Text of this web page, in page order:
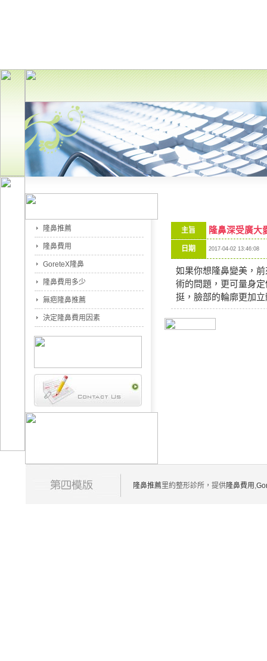
隆鼻推薦
隆鼻費用
GoreteX隆鼻
隆鼻費用多少
無疤隆鼻推薦
決定隆鼻費用因素
主旨 隆鼻深受廣大
日期 2017-04-02 13:46:08
如果你想隆鼻變美，
術的問題，更可量身
挺，臉部的輪廓更加
隆鼻推薦里約整形診所，提供隆鼻費用 ,